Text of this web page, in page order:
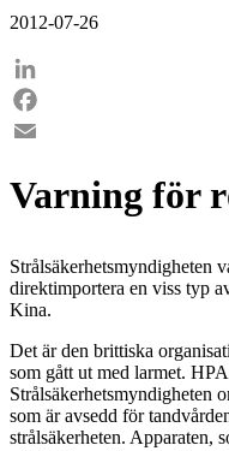
2012-07-26
LinkedIn
Facebook
Varning för
Strålsäkerhetsmyndigheten
direktimportera en viss typ
Kina.
Det är den brittiska
som gått ut med larmet.
Strålsäkerhetsmyndigheten
som är avsedd för
strålsäkerheten. Apparaten,